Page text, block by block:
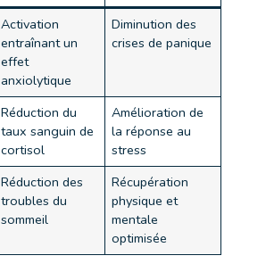
Activation
entraînant un
effet
anxiolytique
Diminution des
crises de panique
Réduction du
taux sanguin de
cortisol
Amélioration de
la réponse au
stress
Réduction des
troubles du
sommeil
Récupération
physique et
mentale
optimisée